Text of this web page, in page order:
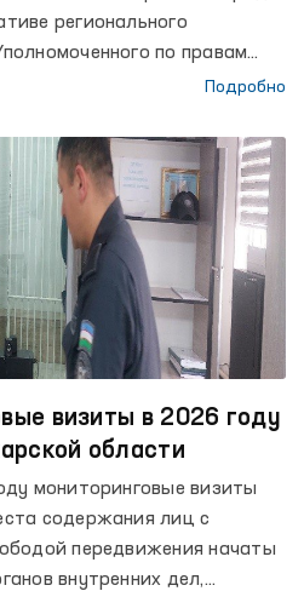
регионального
по правам
области было
Подробно
визиты в 2026 году
области
мониторинговые визиты
содержания лиц с
передвижения начаты
внутренних дел,